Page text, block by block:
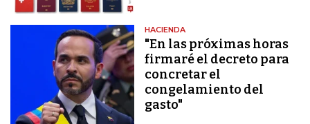
HACIENDA
"En las próximas horas
firmaré el decreto para
concretar el
congelamiento del
gasto"